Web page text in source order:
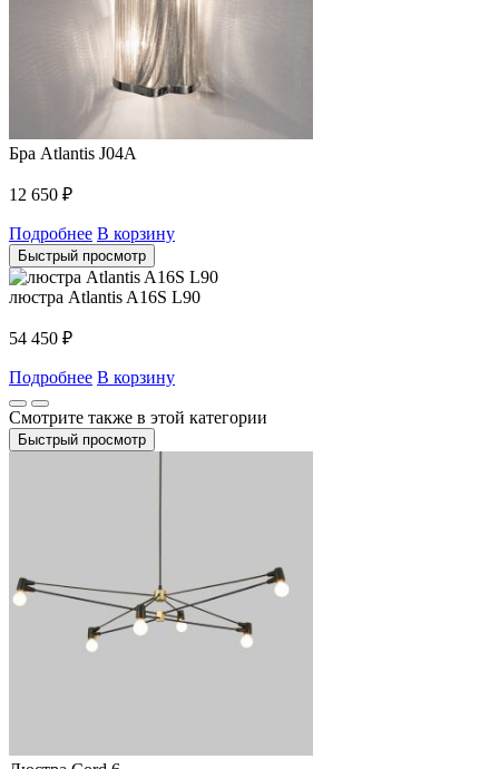
Бра Atlantis J04A
12 650 ₽
Подробнее В корзину
Быстрый просмотр
люстра Atlantis A16S L90
54 450 ₽
Подробнее В корзину
Смотрите также в этой категории
Быстрый просмотр